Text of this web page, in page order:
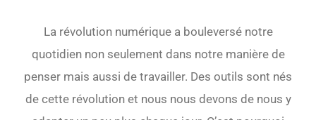
La révolution numérique a bouleversé notre
quotidien non seulement dans notre manière de
penser mais aussi de travailler. Des outils sont nés
de cette révolution et nous nous devons de nous y